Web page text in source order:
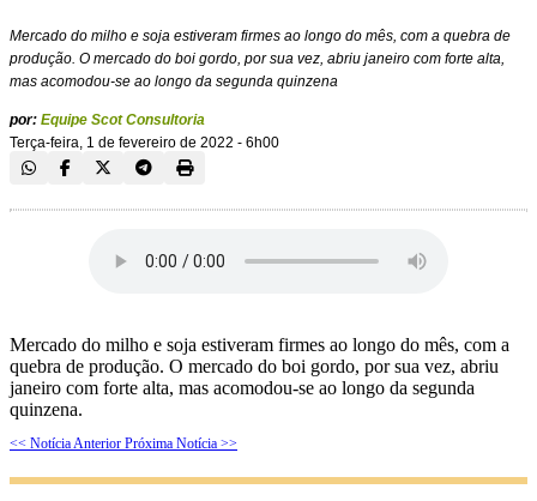
Mercado do milho e soja estiveram firmes ao longo do mês, com a quebra de
produção. O mercado do boi gordo, por sua vez, abriu janeiro com forte alta,
mas acomodou-se ao longo da segunda quinzena
por: Equipe Scot Consultoria
Terça-feira, 1 de fevereiro de 2022 - 6h00
Mercado do milho e soja estiveram firmes ao longo do mês, com a
quebra de produção. O mercado do boi gordo, por sua vez, abriu
janeiro com forte alta, mas acomodou-se ao longo da segunda
quinzena.
<< Notícia Anterior Próxima Notícia >>